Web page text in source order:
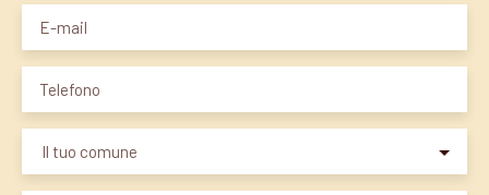
E-mail
Telefono
Il tuo comune